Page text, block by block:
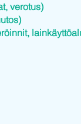
verotus)